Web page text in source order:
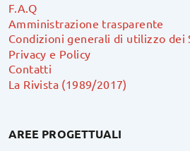
F.A.Q
Amministrazione trasparente
Condizioni generali di utilizzo dei
Privacy e Policy
Contatti
La Rivista (1989/2017)
AREE PROGETTUALI